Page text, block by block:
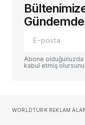
E-posta
alanlar*ile
Yorum
Sizin adınız*
Abone olduğunuzda
kabul etmiş
WORLDTURK REKLAM